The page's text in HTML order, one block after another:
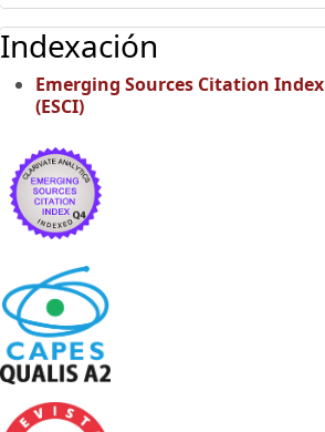
Indexación
Emerging Sources Citation Index
(ESCI)